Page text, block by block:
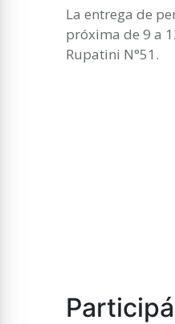
La entrega de
próxima de 9 a
Rupatini N°51.